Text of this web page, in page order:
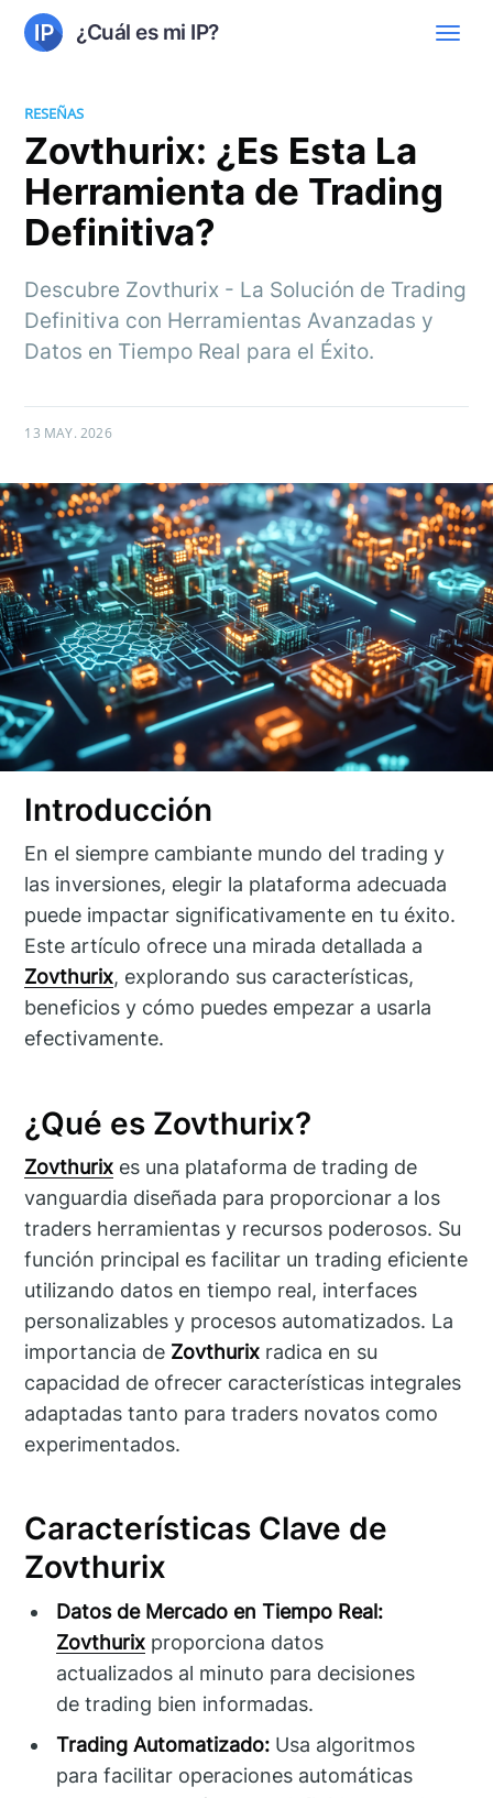
¿Cuál es mi IP?
RESEÑAS
Zovthurix: ¿Es Esta La
Herramienta de Trading
Definitiva?
Descubre Zovthurix - La Solución de Trading
Definitiva con Herramientas Avanzadas y
Datos en Tiempo Real para el Éxito.
13 MAY. 2026
Introducción
En el siempre cambiante mundo del trading y
las inversiones, elegir la plataforma adecuada
puede impactar significativamente en tu éxito.
Este artículo ofrece una mirada detallada a
Zovthurix, explorando sus características,
beneficios y cómo puedes empezar a usarla
efectivamente.
¿Qué es Zovthurix?
Zovthurix es una plataforma de trading de
vanguardia diseñada para proporcionar a los
traders herramientas y recursos poderosos. Su
función principal es facilitar un trading eficiente
utilizando datos en tiempo real, interfaces
personalizables y procesos automatizados. La
importancia de Zovthurix radica en su
capacidad de ofrecer características integrales
adaptadas tanto para traders novatos como
experimentados.
Características Clave de
Zovthurix
Datos de Mercado en Tiempo Real:
Zovthurix proporciona datos
actualizados al minuto para decisiones
de trading bien informadas.
Trading Automatizado: Usa algoritmos
para facilitar operaciones automáticas